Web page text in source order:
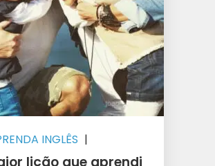
INGLÊS |
|INTERCÂMBIO
lição que aprendi